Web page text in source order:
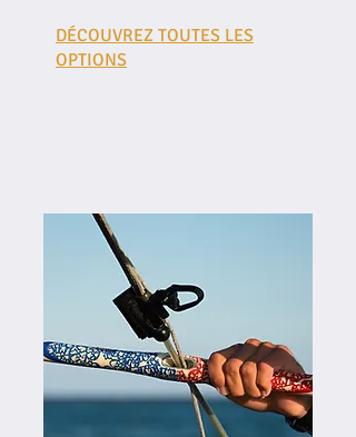
DÉCOUVREZ TOUTES LES
OPTIONS